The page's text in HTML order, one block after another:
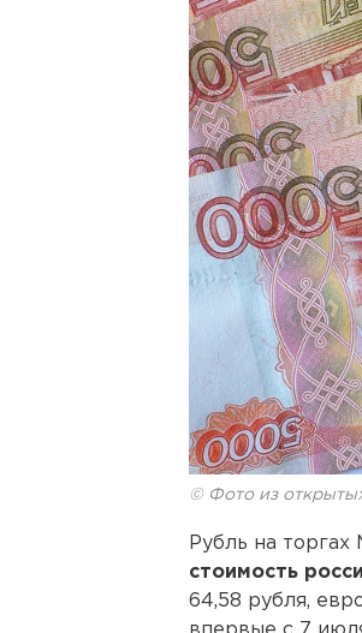
© Фото из
Рубль на
стоимость
64,58 рубля,